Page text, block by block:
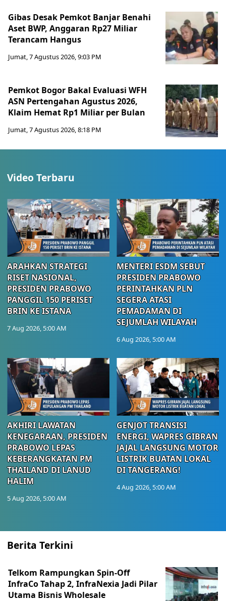
Gibas Desak Pemkot Banjar Benahi
Aset BWP, Anggaran Rp27 Miliar
Terancam Hangus
Jumat, 7 Agustus 2026, 9:03 PM
Pemkot Bogor Bakal Evaluasi WFH
ASN Pertengahan Agustus 2026,
Klaim Hemat Rp1 Miliar per Bulan
Jumat, 7 Agustus 2026, 8:18 PM
Video Terbaru
ARAHKAN STRATEGI
RISET NASIONAL,
PRESIDEN PRABOWO
PANGGIL 150 PERISET
BRIN KE ISTANA
7 Aug 2026, 5:00 AM
MENTERI ESDM SEBUT
PRESIDEN PRABOWO
PERINTAHKAN PLN
SEGERA ATASI
PEMADAMAN DI
SEJUMLAH WILAYAH
6 Aug 2026, 5:00 AM
AKHIRI LAWATAN
KENEGARAAN, PRESIDEN
PRABOWO LEPAS
KEBERANGKATAN PM
THAILAND DI LANUD
HALIM
5 Aug 2026, 5:00 AM
GENJOT TRANSISI
ENERGI, WAPRES GIBRAN
JAJAL LANGSUNG MOTOR
LISTRIK BUATAN LOKAL
DI TANGERANG!
4 Aug 2026, 5:00 AM
Berita Terkini
Telkom Rampungkan Spin-Off
InfraCo Tahap 2, InfraNexia Jadi Pilar
Utama Bisnis Wholesale